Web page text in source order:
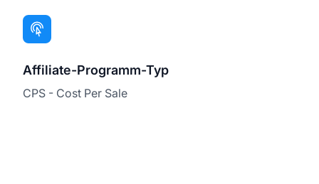
Affiliate-Programm-Typ
CPS - Cost Per Sale